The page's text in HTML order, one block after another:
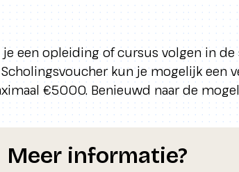
je een opleiding of cursus volgen in
kun je mogelijk een
€5000. Benieuwd naar de
Meer informatie?